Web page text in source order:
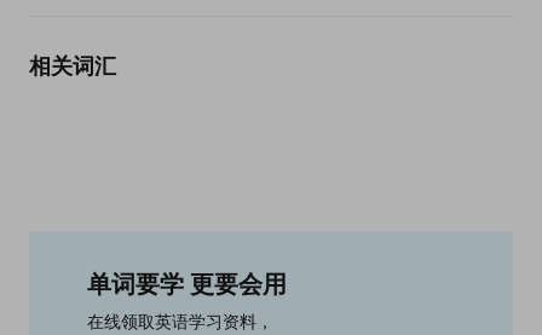
相关词汇
单词要学 更要会用
在线领取英语学习资料，